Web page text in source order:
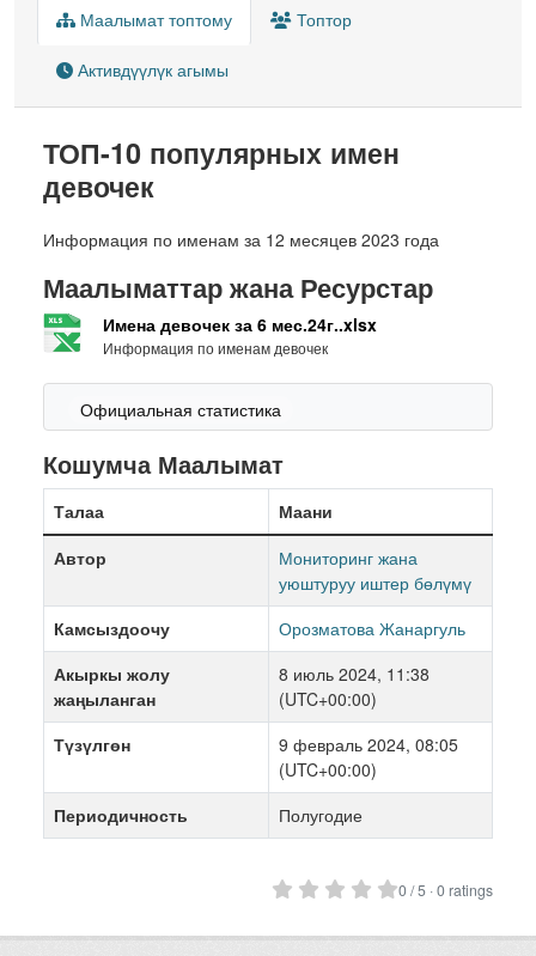
Маалымат топтому Топтор
Активдүүлүк агымы
ТОП-10 популярных имен
девочек
Информация по именам за 12 месяцев 2023 года
Маалыматтар жана Ресурстар
Имена девочек за 6 мес.24г..xlsx
Информация по именам девочек
Официальная статистика
Кошумча Маалымат
Талаа
Маани
Автор
Мониторинг жана
уюштуруу иштер бөлүмү
Камсыздоочу
Орозматова Жанаргуль
Акыркы жолу
жаңыланган
8 июль 2024, 11:38
(UTC+00:00)
Түзүлгөн
9 февраль 2024, 08:05
(UTC+00:00)
Периодичность
Полугодие
0 / 5 · 0 ratings